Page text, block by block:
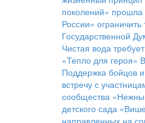
поколений» прошла
России»
Государственной
Чистая вода
«Тепло для героя»
Поддержка бойцов
встречу с
сообщества
детского сада